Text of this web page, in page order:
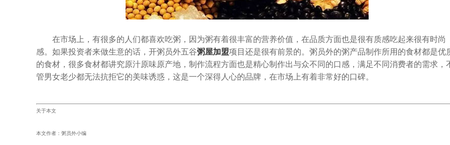
在市场上，有很多的人们都喜欢吃粥，因为粥有着很丰富的营养价值，在品质方面也是很有质感吃起来很有时尚
感。如果投资者来做生意的话，开粥员外五谷粥屋加盟项目还是很有前景的。粥员外的粥产品制作所用的食材都是优
的食材，很多食材都讲究原汁原味原产地，制作流程方面也是精心制作出与众不同的口感，满足不同消费者的需求，
管男女老少都无法抗拒它的美味诱惑，这是一个深得人心的品牌，在市场上有着非常好的口碑。
关于本文
本文作者：粥员外小编